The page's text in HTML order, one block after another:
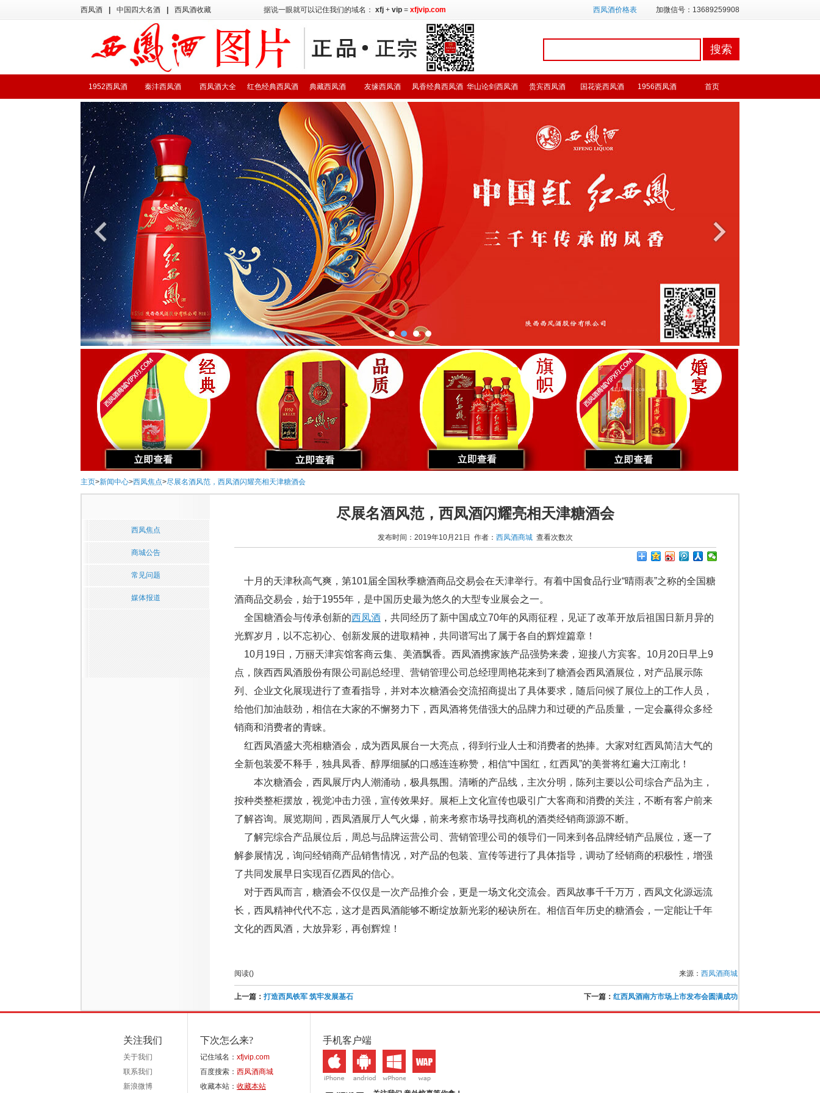
西凤酒 中国四大名酒 西凤酒收藏 据说一眼就可以记住我们的域名： xfj + vip = xfjvip.com 西凤酒价格表 加微信号：13689259908
首页
1956西凤酒
国花瓷西凤酒
贵宾西凤酒
华山论剑西凤酒
凤香经典西凤酒
友缘西凤酒
典藏西凤酒
红色经典西凤酒
西凤酒大全
秦沣西凤酒
1952西凤酒
主页>新闻中心>西凤焦点>尽展名酒风范，西凤酒闪耀亮相天津糖酒会
西凤焦点
商城公告
常见问题
媒体报道
尽展名酒风范，西凤酒闪耀亮相天津糖酒会
发布时间：2019年10月21日 作者： 西凤酒商城 查看次数次
十月的天津秋高气爽，第101届全国秋季糖酒商品交易会在天津举行。有着中国食品行业“晴雨表”之称的全国糖
酒商品交易会，始于1955年，是中国历史最为悠久的大型专业展会之一。
全国糖酒会与传承创新的西凤酒 ，共同经历了新中国成立70年的风雨征程，见证了改革开放后祖国日新月异的
光辉岁月，以不忘初心、创新发展的进取精神，共同谱写出了属于各自的辉煌篇章！
10月19日，万丽天津宾馆客商云集、美酒飘香。西凤酒携家族产品强势来袭，迎接八方宾客。10月20日早上9
点，陕西西凤酒股份有限公司副总经理、营销管理公司总经理周艳花来到了糖酒会西凤酒展位，对产品展示陈
列、企业文化展现进行了查看指导，并对本次糖酒会交流招商提出了具体要求，随后问候了展位上的工作人员，
给他们加油鼓劲，相信在大家的不懈努力下，西凤酒将凭借强大的品牌力和过硬的产品质量，一定会赢得众多经
销商和消费者的青睐。
红西凤酒盛大亮相糖酒会，成为西凤展台一大亮点，得到行业人士和消费者的热捧。大家对红西凤简洁大气的
全新包装爱不释手，独具凤香、醇厚细腻的口感连连称赞，相信“中国红，红西凤”的美誉将红遍大江南北！
本次糖酒会，西凤展厅内人潮涌动，极具氛围。清晰的产品线，主次分明，陈列主要以公司综合产品为主，
按种类整柜摆放，视觉冲击力强，宣传效果好。展柜上文化宣传也吸引广大客商和消费的关注，不断有客户前来
了解咨询。展览期间，西凤酒展厅人气火爆，前来考察市场寻找商机的酒类经销商源源不断。
了解完综合产品展位后，周总与品牌运营公司、营销管理公司的领导们一同来到各品牌经销产品展位，逐一了
解参展情况，询问经销商产品销售情况，对产品的包装、宣传等进行了具体指导，调动了经销商的积极性，增强
了共同发展早日实现百亿西凤的信心。
对于西凤而言，糖酒会不仅仅是一次产品推介会，更是一场文化交流会。西凤故事千千万万，西凤文化源远流
长，西凤精神代代不忘，这才是西凤酒能够不断绽放新光彩的秘诀所在。相信百年历史的糖酒会，一定能让千年
文化的西凤酒，大放异彩，再创辉煌！
阅读() 来源： 西凤酒商城
上一篇： 打造西凤铁军 筑牢发展基石 下一篇： 红西凤酒南方市场上市发布会圆满成功
关注我们
关于我们
联系我们
新浪微博
下次怎么来?
记住域名： xfjvip.com
百度搜索： 西凤酒商城
收藏本站： 收藏本站
手机客户端